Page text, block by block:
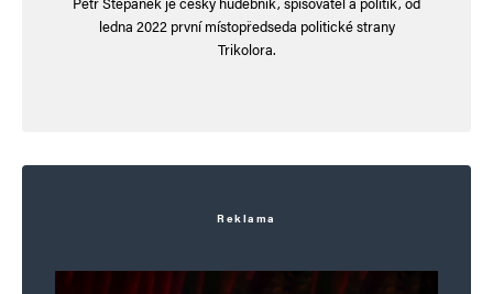
Uložit do prohlížeče jméno, e-mail a webovou stránku pro budoucí
ledna 2022 první místopředseda politické strany
Trikolora.
Reklama